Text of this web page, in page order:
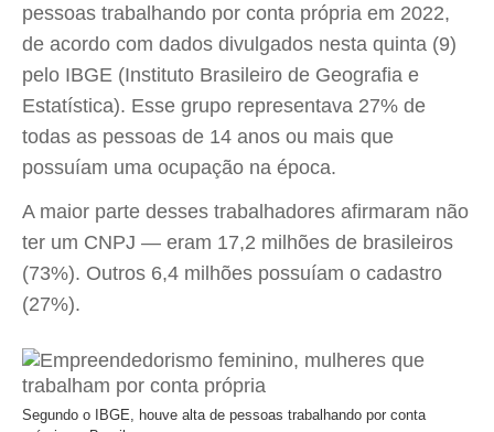
pessoas trabalhando por conta própria em 2022,
de acordo com dados divulgados nesta quinta (9)
pelo IBGE (Instituto Brasileiro de Geografia e
Estatística). Esse grupo representava 27% de
todas as pessoas de 14 anos ou mais que
possuíam uma ocupação na época.
A maior parte desses trabalhadores afirmaram não
ter um CNPJ — eram 17,2 milhões de brasileiros
(73%). Outros 6,4 milhões possuíam o cadastro
(27%).
Segundo o IBGE, houve alta de pessoas trabalhando por conta